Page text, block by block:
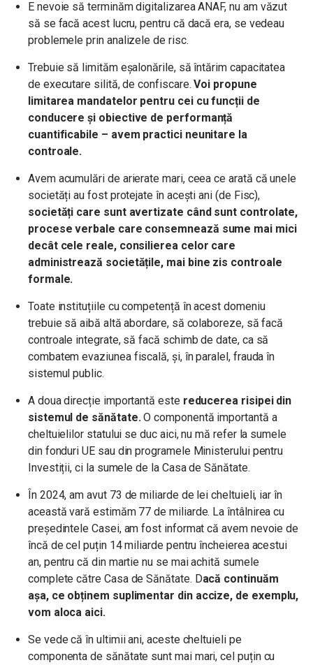
E nevoie să terminăm digitalizarea ANAF, nu am văzut
să se facă acest lucru, pentru că dacă era, se vedeau
problemele prin analizele de risc.
Trebuie să limităm eșalonările, să întărim capacitatea
de executare silită, de confiscare.Voi propune
limitarea mandatelor pentru cei cu funcții de
conducere și obiective de performanță
cuantificabile – avem practici neunitare la
controale.
Avem acumulări de arierate mari, ceea ce arată că unele
societăți au fost protejate în acești ani (de Fisc),
societăți care sunt avertizate când sunt controlate,
procese verbale care consemnează sume mai mici
decât cele reale, consilierea celor care
administrează societățile, mai bine zis controale
formale.
Toate instituțiile cu competență în acest domeniu
trebuie să aibă altă abordare, să colaboreze, să facă
controale integrate, să facă schimb de date, ca să
combatem evaziunea fiscală, și, în paralel, frauda în
sistemul public.
A doua direcție importantă este reducerea risipei din
sistemul de sănătate.O componentă importantă a
cheltuielilor statului se duc aici, nu mă refer la sumele
din fonduri UE sau din programele Ministerului pentru
Investiții, ci la sumele de la Casa de Sănătate.
În 2024, am avut 73 de miliarde de lei cheltuieli, iar în
această vară estimăm 77 de miliarde. La întâlnirea cu
președintele Casei, am fost informat că avem nevoie de
încă de cel puțin 14 miliarde pentru încheierea acestui
an, pentru că din martie nu se mai achită sumele
complete către Casa de Sănătate. Dacă continuăm
așa, ce obținem suplimentar din accize, de exemplu,
vom aloca aici.
Se vede că în ultimii ani, aceste cheltuieli pe
componenta de sănătate sunt mai mari, cel puțin cu